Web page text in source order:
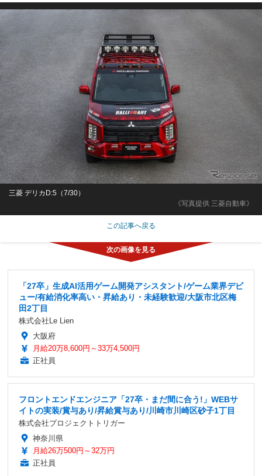
《写真提供 三菱自動車》
三菱 デリカD:5（7/30）
この記事へ戻る
「27卒」生成AI活用ゲーム開発アシスタント/ゲーム業界デビ
ュー/有給消化率高い・昇給あり・未経験歓迎/大阪市北区梅
田2丁目
株式会社Le Lien
大阪府
月給20万8,600円～33万4,500円
正社員
フロントエンドエンジニア「27卒・まだ間に合う!」WEBサ
イトの実装/賞与あり/昇給賞与あり/川崎市川崎区砂子1丁目
株式会社プロジェクトトリガー
神奈川県
月給26万500円～32万円
正社員